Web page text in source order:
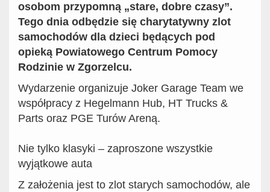
osobom przypomną „stare, dobre czasy”.
Tego dnia odbędzie się charytatywny zlot
samochodów dla dzieci będących pod
opieką Powiatowego Centrum Pomocy
Rodzinie w Zgorzelcu.
Wydarzenie organizuje Joker Garage Team we
współpracy z Hegelmann Hub, HT Trucks &
Parts oraz PGE Turów Areną.
Nie tylko klasyki – zaproszone wszystkie
wyjątkowe auta
Z założenia jest to zlot starych samochodów, ale